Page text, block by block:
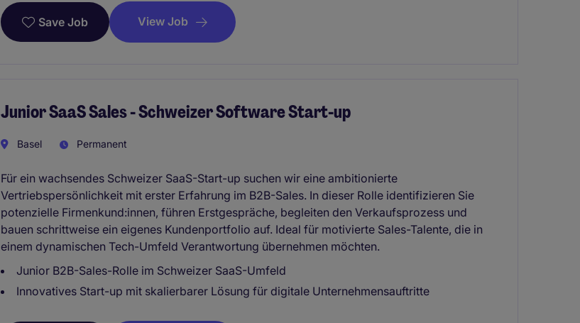
Save Job View Job
Junior SaaS Sales - Schweizer Software Start-up
Basel Permanent
Für ein wachsendes Schweizer SaaS-Start-up suchen wir eine ambitionierte
Vertriebspersönlichkeit mit erster Erfahrung im B2B-Sales. In dieser Rolle identifizieren Sie
potenzielle Firmenkund:innen, führen Erstgespräche, begleiten den Verkaufsprozess und
bauen schrittweise ein eigenes Kundenportfolio auf. Ideal für motivierte Sales-Talente, die in
einem dynamischen Tech-Umfeld Verantwortung übernehmen möchten.
Junior B2B-Sales-Rolle im Schweizer SaaS-Umfeld
Innovatives Start-up mit skalierbarer Lösung für digitale Unternehmensauftritte